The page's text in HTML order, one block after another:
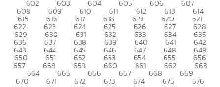
602 603 604 605 606 607
608 609 610 611 612 613 614
615 616 617 618 619 620 621
622 623 624 625 626 627 628
629 630 631 632 633 634 635
636 637 638 639 640 641 642
643 644 645 646 647 648 649
650 651 652 653 654 655 656
657 658 659 660 661 662 663
664 665 666 667 668 669
670 671 672 673 674 675 676